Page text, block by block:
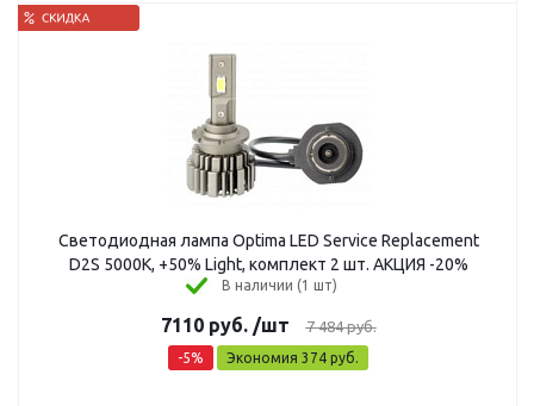
Светодиодная лампа Optima LED Service Replacement
D2S 5000K, +50% Light, комплект 2 шт. АКЦИЯ -20%
В наличии (1 шт)
7110руб. /шт 7 484руб.
-5% Экономия 374 руб.